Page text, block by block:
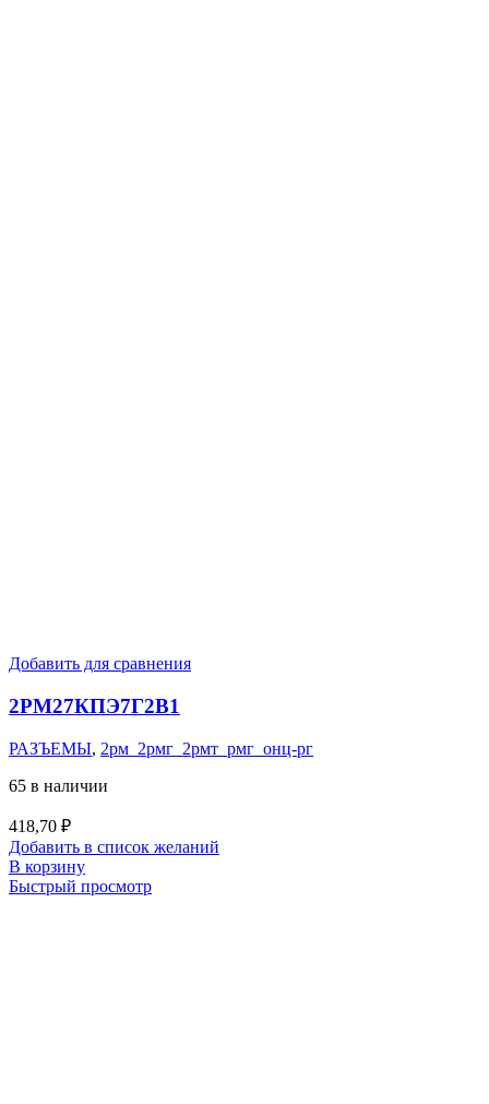
Добавить для сравнения
2РМ27КПЭ7Г2В1
РАЗЪЕМЫ, 2рм_2рмг_2рмт_рмг_онц-рг
65 в наличии
418,70 ₽
Добавить в список желаний
В корзину
Быстрый просмотр